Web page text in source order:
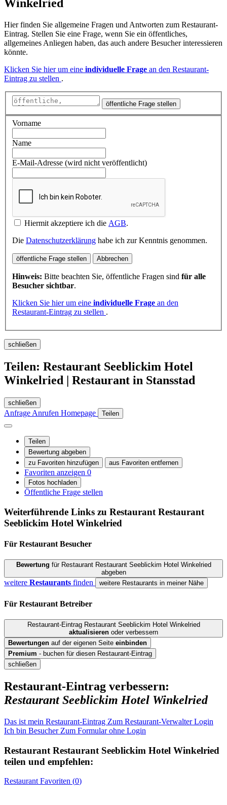
Winkelried
Hier finden Sie allgemeine Fragen und Antworten zum Restaurant-
Eintrag. Stellen Sie eine Frage, wenn Sie ein öffentliches,
allgemeines Anliegen haben, das auch andere Besucher interessieren
könnte.
Klicken Sie hier um eine individuelle Frage an den Restaurant-
Eintrag zu stellen .
öffentliche Frage stellen
Vorname
Name
E-Mail-Adresse (wird nicht veröffentlicht)
Hiermit akzeptiere ich die AGB.
Die Datenschutzerklärung habe ich zur Kenntnis genommen.
öffentliche Frage stellen Abbrechen
Hinweis: Bitte beachten Sie, öffentliche Fragen sind für alle
Besucher sichtbar.
Klicken Sie hier um eine individuelle Frage an den
Restaurant-Eintrag zu stellen .
schließen
Teilen: Restaurant Seeblickim Hotel
Winkelried | Restaurant in Stansstad
schließen
Anfrage Anrufen Homepage Teilen
Teilen
Bewertung abgeben
zu Favoriten hinzufügen
aus Favoriten entfernen
Favoriten anzeigen 0
Fotos hochladen
Öffentliche Frage stellen
Weiterführende Links zu Restaurant Restaurant
Seeblickim Hotel Winkelried
Für Restaurant Besucher
Bewertung für Restaurant Restaurant Seeblickim Hotel Winkelried
abgeben
weitere Restaurants finden weitere Restaurants in meiner Nähe
Für Restaurant Betreiber
Restaurant-Eintrag Restaurant Seeblickim Hotel Winkelried
aktualisieren oder verbessern
Bewertungen auf der eigenen Seite einbinden
Premium - buchen für diesen Restaurant-Eintrag
schließen
Restaurant-Eintrag verbessern:
Restaurant Seeblickim Hotel Winkelried
Das ist mein Restaurant-Eintrag Zum Restaurant-Verwalter Login
Ich bin Besucher Zum Formular ohne Login
Restaurant Restaurant Seeblickim Hotel Winkelried
teilen und empfehlen:
Restaurant Favoriten (0)